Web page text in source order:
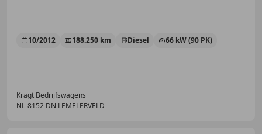
10/2012 188.250 km Diesel 66 kW (90 PK)
Kragt Bedrijfswagens
NL-8152 DN LEMELERVELD